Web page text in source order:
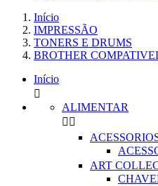
Início
IMPRESSÃO
TONERS E DRUMS
BROTHER
Início

ALIMENTAR
 
ART